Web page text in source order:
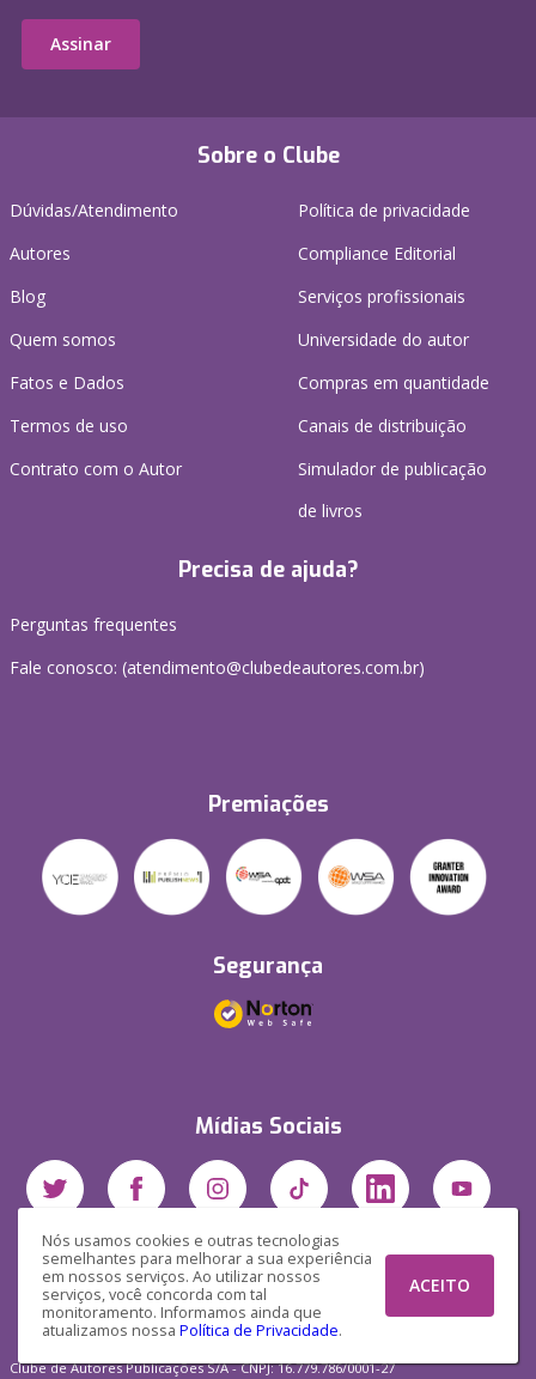
Nós usamos cookies e outras tecnologias
semelhantes para melhorar a sua experiência
em nossos serviços. Ao utilizar nossos
serviços, você concorda com tal
monitoramento. Informamos ainda que
atualizamos nossa Política de Privacidade.
ACEITO
Sobre o Clube
Dúvidas/Atendimento
Autores
Blog
Quem somos
Fatos e Dados
Termos de uso
Contrato com o Autor
Política de privacidade
Compliance Editorial
Serviços profissionais
Universidade do autor
Compras em quantidade
Canais de distribuição
Simulador de publicação
de livros
Precisa de ajuda?
Perguntas frequentes
Fale conosco: (atendimento@clubedeautores.com.br)
Premiações
Segurança
Mídias Sociais
Assinar
Clube de Autores Publicações S/A - CNPJ: 16.779.786/0001-27